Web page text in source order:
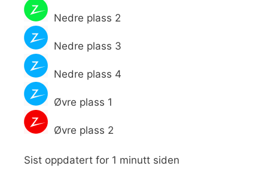
Nedre plass 2
Nedre plass 3
Nedre plass 4
Øvre plass 1
Øvre plass 2
Sist oppdatert for 1 minutt siden